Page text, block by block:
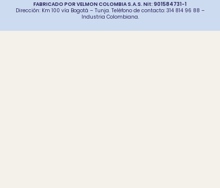
FABRICADO POR VELMON COLOMBIA S.A.S. Nit: 901584731-1
Dirección: Km 100 vía Bogotá – Tunja. Teléfono de contacto: 314 814 96 88 –
Industria Colombiana.